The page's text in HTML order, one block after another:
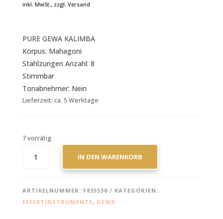
inkl. MwSt., zzgl. Versand
PURE GEWA KALIMBA
Korpus: Mahagoni
Stahlzungen Anzahl: 8
Stimmbar
Tonabnehmer: Nein
Lieferzeit: ca. 5 Werktage
7 vorrätig
PURE
IN DEN WARENKORB
ARTIKELNUMMER: F835530
KATEGORIEN:
EFFEKTINSTRUMENTE, GEWA